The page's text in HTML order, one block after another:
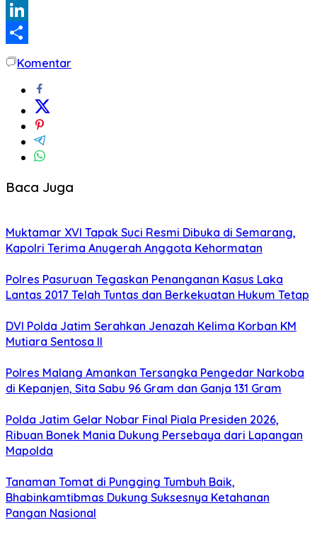
WhatsApp
LinkedIn
ShareKomentar
Baca Juga
Muktamar XVI Tapak Suci Resmi Dibuka di Semarang,
Kapolri Terima Anugerah Anggota Kehormatan
Polres Pasuruan Tegaskan Penanganan Kasus Laka
Lantas 2017 Telah Tuntas dan Berkekuatan Hukum Tetap
DVI Polda Jatim Serahkan Jenazah Kelima Korban KM
Mutiara Sentosa II
Polres Malang Amankan Tersangka Pengedar Narkoba
di Kepanjen, Sita Sabu 96 Gram dan Ganja 131 Gram
Polda Jatim Gelar Nobar Final Piala Presiden 2026,
Ribuan Bonek Mania Dukung Persebaya dari Lapangan
Mapolda
Tanaman Tomat di Pungging Tumbuh Baik,
Bhabinkamtibmas Dukung Suksesnya Ketahanan
Pangan Nasional